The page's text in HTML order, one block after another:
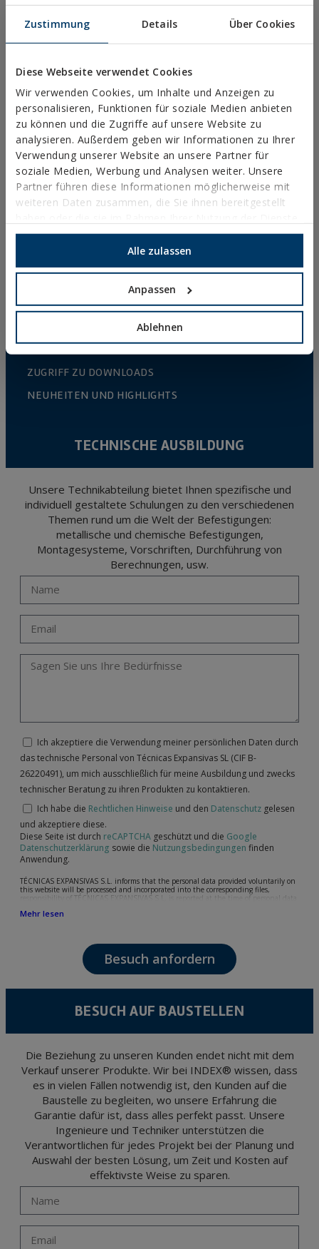
Zustimmung Details Über Cookies
Diese Webseite verwendet Cookies
Wir verwenden Cookies, um Inhalte und Anzeigen zu
personalisieren, Funktionen für soziale Medien anbieten
zu können und die Zugriffe auf unsere Website zu
analysieren. Außerdem geben wir Informationen zu Ihrer
Verwendung unserer Website an unsere Partner für
soziale Medien, Werbung und Analysen weiter. Unsere
Partner führen diese Informationen möglicherweise mit
weiteren Daten zusammen, die Sie ihnen bereitgestellt
gesammelt haben.
Alle zulassen
Anpassen
Ablehnen
LEICHTE ROHRSCHELLEN
BRANDSCHUTZSYSTEME
RINNENHALTER
NYLON-SCHELLEN
PROFILE, SCHIENEN UND GRUNDANBINDUNGEN
INSTALLATIONSSYSTEME UND BEFESTIGUNGEN FÜR
SOLARMODULE
GEWINDESTANGEN UND BEFESTIGUNGSZUBEHÖR
SANITÄR-UND KLIMAANLAGENBEFESTIGUNG
DIY
ZUGRIFF ZU DOWNLOADS
NEUHEITEN UND HIGHLIGHTS
TECHNISCHE AUSBILDUNG
Unsere Technikabteilung bietet Ihnen spezifische und
individuell gestaltete Schulungen zu den verschiedenen
Themen rund um die Welt der Befestigungen:
metallische und chemische Befestigungen,
Montagesysteme, Vorschriften, Durchführung von
Berechnungen, usw.
Ich akzeptiere die Verwendung meiner persönlichen Daten durch
das technische Personal von Técnicas Expansivas SL (CIF B-
26220491), um mich ausschließlich für meine Ausbildung und zwecks
technischer Beratung zu ihren Produkten zu kontaktieren.
Ich habe die Rechtlichen Hinweise und den Datenschutz gelesen
und akzeptiere diese.
Diese Seite ist durch reCAPTCHA geschützt und die Google
Datenschutzerklärung sowie die Nutzungsbedingungen finden
Anwendung.
TÉCNICAS EXPANSIVAS S.L. informs that the personal data provided voluntarily on
this website will be processed and incorporated into the corresponding files,
responsibility of TÉCNICAS EXPANSIVAS S.L, is reported at the time of personal data
following: attention to your referred request, complaint or question, established
The data in our files are strictly confidential and shall be treated with the utmost
confidentiality and shall comply with all the requirements provided for the General
Data Protection Regulation (GDPR) 2016.
encrypted. Should these details be sent, it is done so under your sole responsibility.
and opposition under the provisions of the General Data Protection Regulation
Portalada II | c/ Segador 13, 26006 | Logroño (La Rioja).
Mehr lesen
Besuch anfordern
BESUCH AUF BAUSTELLEN
Die Beziehung zu unseren Kunden endet nicht mit dem
Verkauf unserer Produkte. Wir bei INDEX® wissen, dass
es in vielen Fällen notwendig ist, den Kunden auf die
Baustelle zu begleiten, wo unsere Erfahrung die
Garantie dafür ist, dass alles perfekt passt. Unsere
Ingenieure und Techniker unterstützen die
Verantwortlichen für jedes Projekt bei der Planung und
Auswahl der besten Lösung, um Zeit und Kosten auf
effektivste Weise zu sparen.